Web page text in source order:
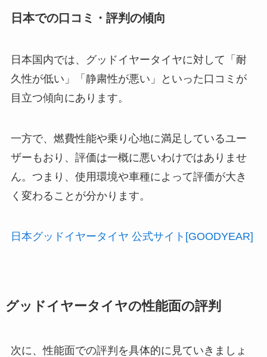
日本での口コミ・評判の傾向
日本国内では、グッドイヤータイヤに対して「耐
久性が低い」「静粛性が悪い」といった口コミが
目立つ傾向にあります。
一方で、燃費性能や乗り心地に満足しているユー
ザーもおり、評価は一概に悪いわけではありませ
ん。つまり、使用環境や車種によって評価が大き
く変わることが分かります。
日本グッドイヤータイヤ 公式サイト[GOODYEAR]
グッドイヤータイヤの性能面の評判
次に、性能面での評判を具体的に見ていきましょ